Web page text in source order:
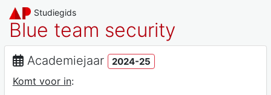
Studiegids
Blue team security
Academiejaar 2024-25
Komt voor in: